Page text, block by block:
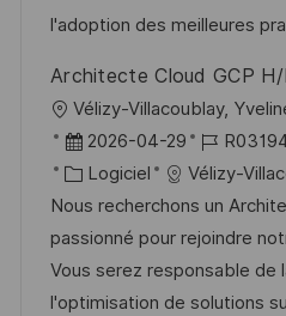
t
o
n
c
d
u
p
o
s
t
e
l'adoption des meilleures
Architecte Cloud GCP H/
o
c
a
l
i
s
Vélizy-Villacoublay,
D
a
t
e
d
’
2026-04-29
R
é
f
é
r
e
C
a
t
é
g
Logiciel
Vélizy-
Nous recherchons un
passionné pour rejoindre
Vous serez responsable de
l'optimisation de solutions